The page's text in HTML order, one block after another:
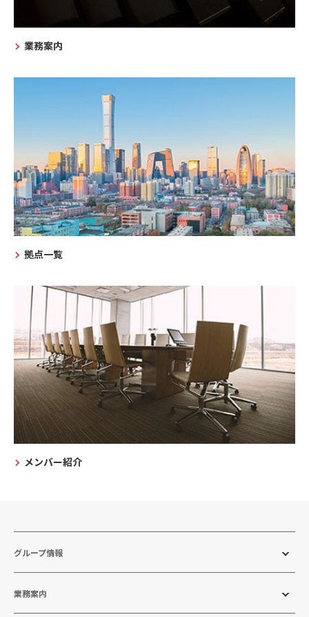
業務案内
拠点一覧
メンバー紹介
グループ情報
業務案内